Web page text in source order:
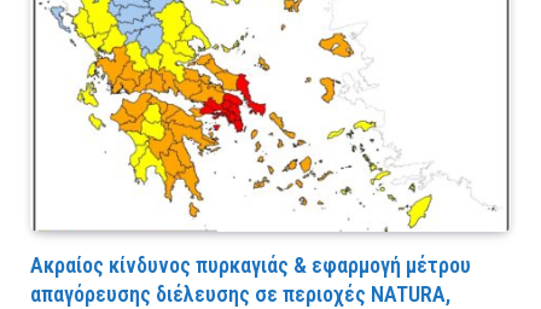
Ακραίος κίνδυνος πυρκαγιάς & εφαρμογή μέτρου
απαγόρευσης διέλευσης σε περιοχές NATURA,